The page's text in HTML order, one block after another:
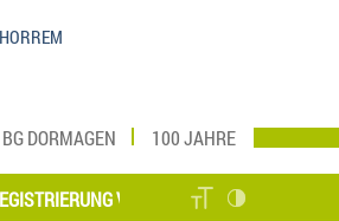
BG DORMAGEN 100 JAHRE
VORNEHMEN UND MEIN ZUHAUSE